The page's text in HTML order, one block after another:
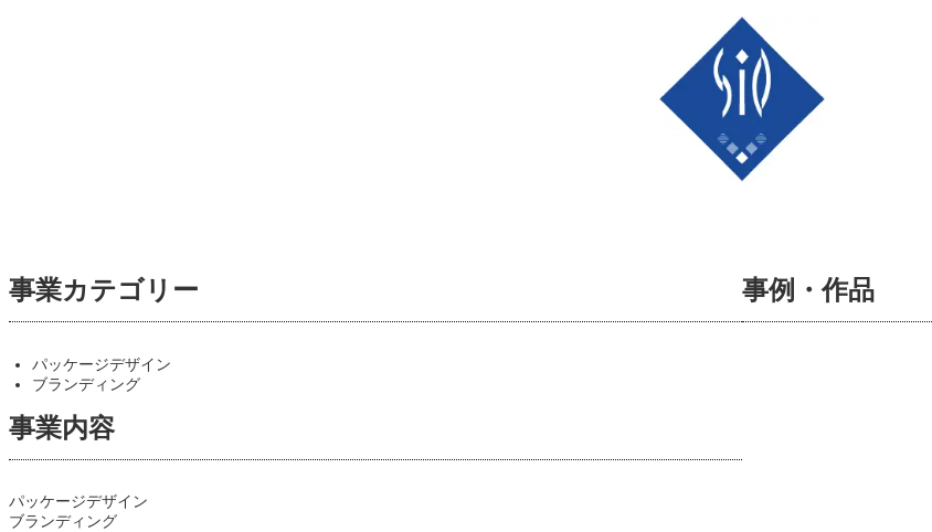
事業カテゴリー
パッケージデザイン
ブランディング
事業内容
パッケージデザイン
ブランディング
事例・作品